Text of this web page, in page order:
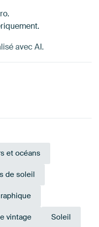
avec AI.
et océans
de soleil
vintage Soleil